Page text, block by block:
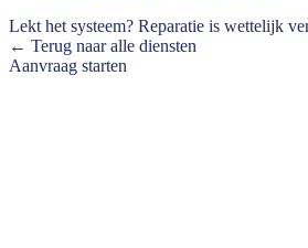
Lekt het systeem? Reparatie is wettelijk
← Terug naar alle diensten
Aanvraag starten